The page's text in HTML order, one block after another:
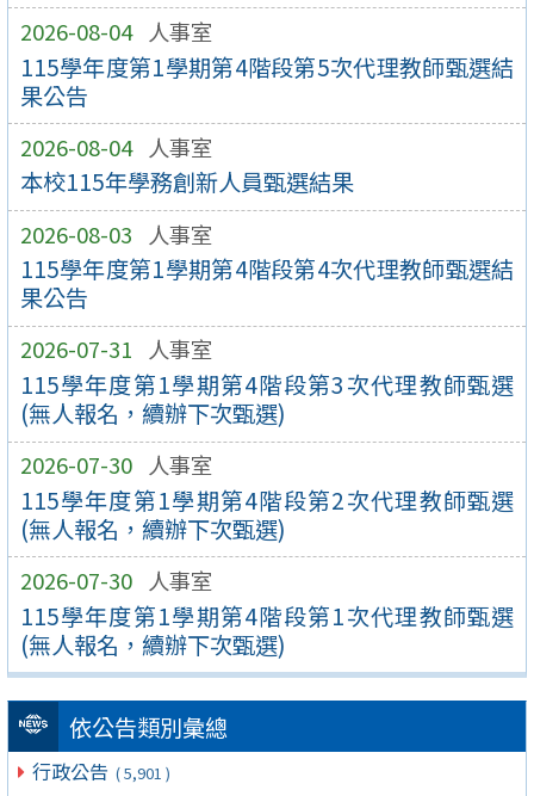
2026-08-04 人事室
115學年度第1學期第4階段第5次代理教師甄選結
果公告
2026-08-04 人事室
本校115年學務創新人員甄選結果
2026-08-03 人事室
115學年度第1學期第4階段第4次代理教師甄選結
果公告
2026-07-31 人事室
115學年度第1學期第4階段第3次代理教師甄選
(無人報名，續辦下次甄選)
2026-07-30 人事室
115學年度第1學期第4階段第2次代理教師甄選
(無人報名，續辦下次甄選)
2026-07-30 人事室
115學年度第1學期第4階段第1次代理教師甄選
(無人報名，續辦下次甄選)
依公告類別彙總
行政公告 ( 5,901 )